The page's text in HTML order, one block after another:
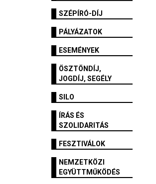
SZÉPÍRÓ-DÍJ
PÁLYÁZATOK
ESEMÉNYEK
ÖSZTÖNDÍJ,
JOGDÍJ, SEGÉLY
SILO
ÍRÁS ÉS
SZOLIDARITÁS
FESZTIVÁLOK
NEMZETKÖZI
EGYÜTTMŰKÖDÉS